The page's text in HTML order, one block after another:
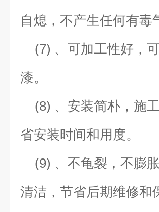
自熄，不产生任何有毒
(7) 、可加工性好，
漆。
(8) 、安装简朴，施
省安装时间和用度。
(9) 、不龟裂，不膨
清洁，节省后期维修和